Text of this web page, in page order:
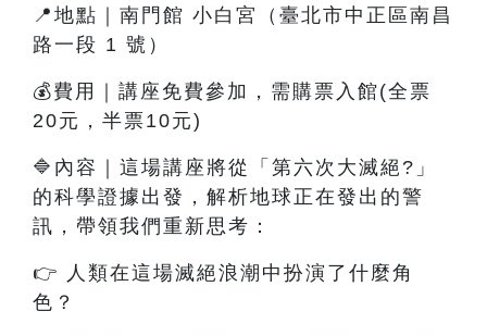
📍地點｜南門館 小白宮（臺北市中正區南昌
路一段 1 號）
💰費用｜講座免費參加，需購票入館(全票
20元，半票10元)
🔷內容 ｜這場講座將從「第六次大滅絕?」
的科學證據出發，解析地球正在發出的警
訊，帶領我們重新思考：
👉 人類在這場滅絕浪潮中扮演了什麼角
色？